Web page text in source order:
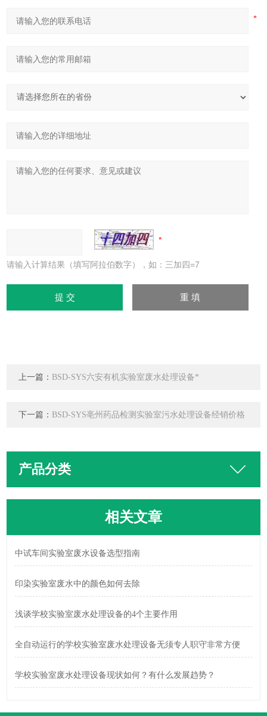
请输入计算结果（填写阿拉伯数字），如：三加四=7
上一篇： BSD-SYS六安有机实验室废水处理设备*
下一篇： BSD-SYS亳州药品检测实验室污水处理设备经销价格
产品分类
相关文章
中试车间实验室废水设备选型指南
印染实验室废水中的颜色如何去除
浅谈学校实验室废水处理设备的4个主要作用
全自动运行的学校实验室废水处理设备无须专人职守非常方便
学校实验室废水处理设备现状如何？有什么发展趋势？